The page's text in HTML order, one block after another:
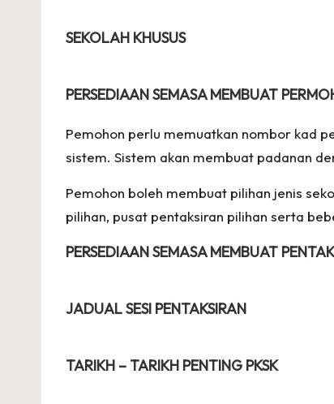
SEKOLAH KHUSUS
PERSEDIAAN SEMASA MEMBUAT
Pemohon perlu memuatkan nombor kad
sistem. Sistem akan membuat padanan
Pemohon boleh membuat pilihan jenis
pilihan, pusat pentaksiran pilihan serta
PERSEDIAAN SEMASA MEMBUAT
JADUAL SESI PENTAKSIRAN
TARIKH – TARIKH PENTING PKSK